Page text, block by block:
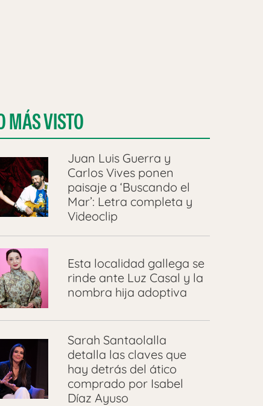
MÁS VISTO
Juan Luis Guerra y
Carlos Vives ponen
paisaje a ‘Buscando el
Mar’: Letra completa y
Videoclip
Esta localidad gallega se
rinde ante Luz Casal y la
nombra hija adoptiva
Sarah Santaolalla
detalla las claves que
hay detrás del ático
comprado por Isabel
Díaz Ayuso